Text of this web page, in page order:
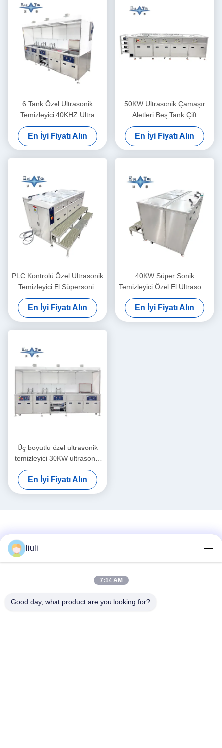
6 Tank Özel Ultrasonik
Temizleyici 40KHZ Ultra
Sonik Çamaşır Makinesi
30KW
En İyi Fiyatı Alın
50KW Ultrasonik Çamaşır
Aletleri Beş Tank Çift
Frekanslı Ultrasonik
Temizleyici Özel
En İyi Fiyatı Alın
PLC Kontrolü Özel Ultrasonik
Temizleyici El Süpersonik
Ultrasonik Temizleyici 40KW
En İyi Fiyatı Alın
40KW Süper Sonik
Temizleyici Özel El Ultrasonik
Temizleyici
En İyi Fiyatı Alın
Üç boyutlu özel ultrasonik
temizleyici 30KW ultrasonik
temizleyici çamaşır makinesi
40KHZ
En İyi Fiyatı Alın
liuli
7:14 AM
Good day, what product are you looking for?